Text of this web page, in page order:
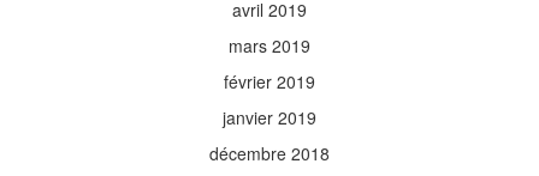
avril 2019
mars 2019
février 2019
janvier 2019
décembre 2018